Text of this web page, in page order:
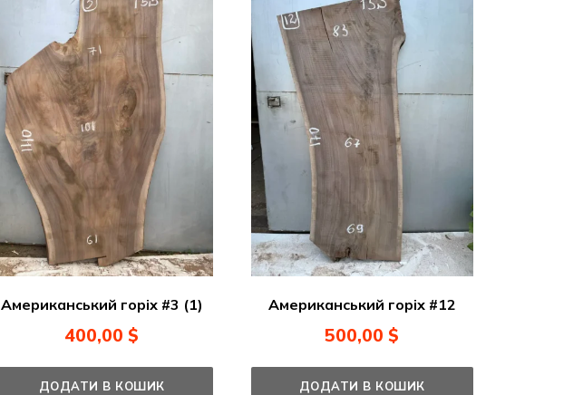
Американський горіх #3 (1)
400,00$
ДОДАТИ В КОШИК
Американський горіх #12
500,00$
ДОДАТИ В КОШИК